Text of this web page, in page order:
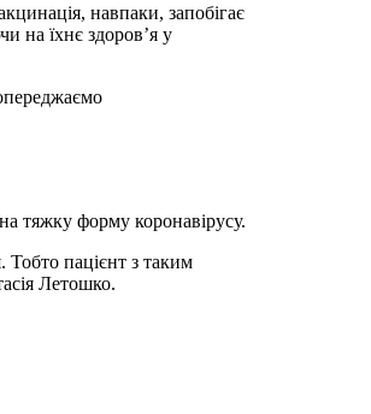
навпаки, запобігає
на їхнє здоров’я у
тяжку форму коронавірусу.
Тобто пацієнт з таким
Летошко.